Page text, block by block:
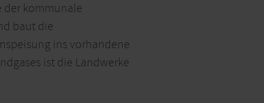
der kommunale
baut die
ins vorhandene
ist die Landwerke